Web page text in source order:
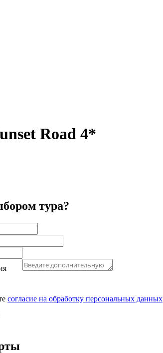
Road 4*
тура?
согласие на обработку персональных данных